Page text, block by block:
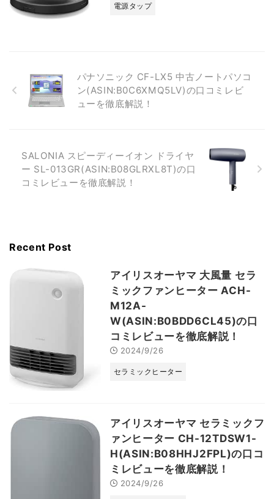
電源タップ
パナソニック CF-LX5 中古ノートパソコ
ン(ASIN:B0C6XMQ5LV)の口コミレビ
ューを徹底解説！
SALONIA スピーディーイオン ドライヤ
ー SL-013GR(ASIN:B08GLRXL8T)の口
コミレビューを徹底解説！
Recent Post
アイリスオーヤマ 大風量 セラ
ミックファンヒーター ACH-
M12A-
W(ASIN:B0BDD6CL45)の口
コミレビューを徹底解説！
2024/9/26
セラミックヒーター
アイリスオーヤマ セラミックフ
ァンヒーター CH-12TDSW1-
H(ASIN:B08HHJ2FPL)の口コ
ミレビューを徹底解説！
2024/9/26